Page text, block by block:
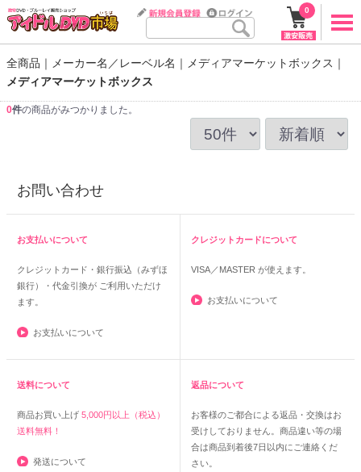
0
全商品 メーカー名／レーベル名
メディアマーケットボックス
メディアマーケットボックス
0件の商品がみつかりました。
お問い合わせ
お支払いについて
クレジットカード・銀行振込（みずほ
銀行）・代金引換が ご利用いただけ
ます。
お支払いについて
クレジットカードについて
VISA／MASTER が使えます。
お支払いについて
送料について
商品お買い上げ 5,000円以上（税込）
送料無料！
発送について
返品について
お客様のご都合による返品・交換はお
受けしておりません。商品違い等の場
合は商品到着後7日以内にご連絡くだ
さい。